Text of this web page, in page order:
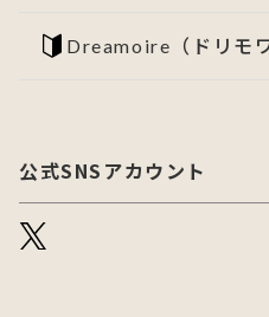
Dreamoire（ドリモ
公式SNSアカウント